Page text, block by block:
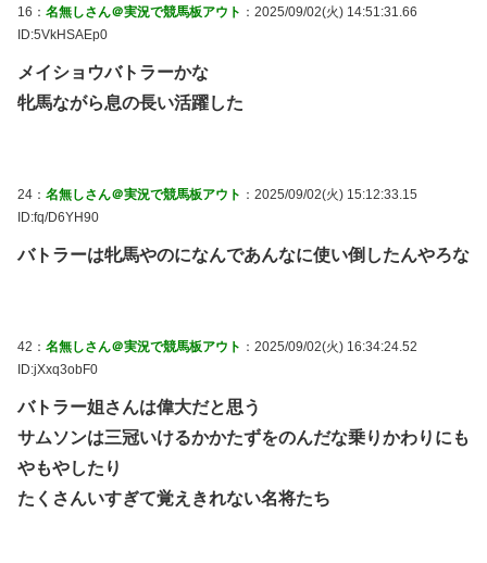
16： 名無しさん＠実況で競馬板アウト ：2025/09/02(火) 14:51:31.66
ID:5VkHSAEp0
メイショウバトラーかな
牝馬ながら息の長い活躍した
24： 名無しさん＠実況で競馬板アウト ：2025/09/02(火) 15:12:33.15
ID:fq/D6YH90
バトラーは牝馬やのになんであんなに使い倒したんやろな
42： 名無しさん＠実況で競馬板アウト ：2025/09/02(火) 16:34:24.52
ID:jXxq3obF0
バトラー姐さんは偉大だと思う
サムソンは三冠いけるかかたずをのんだな乗りかわりにも
やもやしたり
たくさんいすぎて覚えきれない名将たち